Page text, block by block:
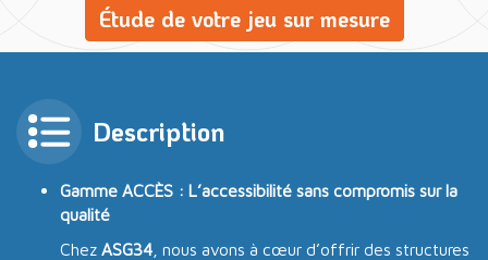
Étude de votre jeu sur mesure
Description
Gamme ACCÈS : L’accessibilité sans compromis sur la
qualité
Chez ASG34 , nous avons à cœur d’offrir des structures